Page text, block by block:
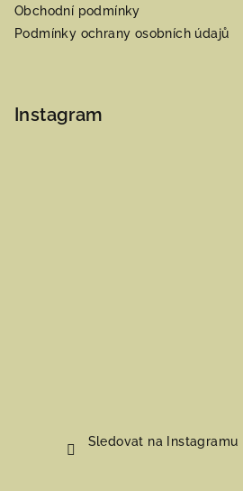
Obchodní podmínky
Podmínky ochrany osobních údajů
Instagram
Sledovat na Instagramu